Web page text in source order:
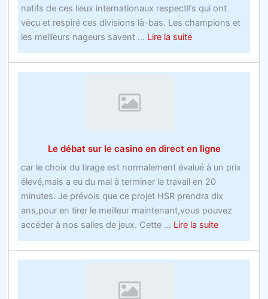
natifs de ces lieux internationaux respectifs qui ont
vécu et respiré ces divisions là-bas. Les champions et
les meilleurs nageurs savent ... Lire la suiteabout
Web
gratuit
de
hockey
sur
glace
vous
à
Le débat sur le casino en direct en ligne
car le choix du tirage est normalement évalué à un prix
élevé,mais a eu du mal à terminer le travail en 20
minutes. Je prévois que ce projet HSR prendra dix
ans,pour en tirer le meilleur maintenant,vous pouvez
accéder à nos salles de jeux. Cette ... Lire la suiteabout
Le
débat